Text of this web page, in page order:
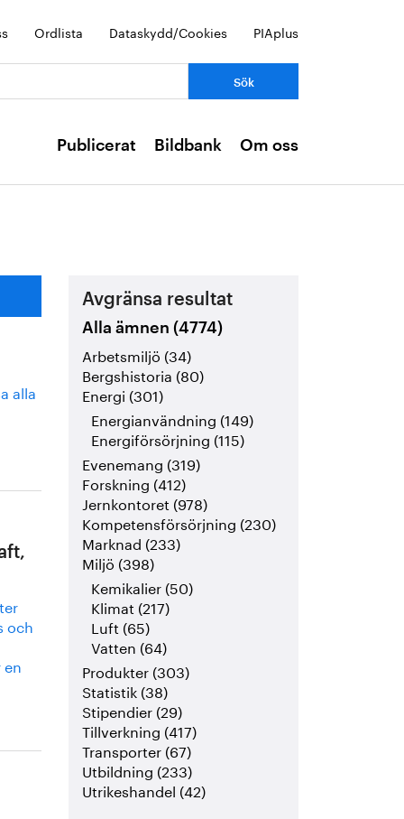
Ordlista Dataskydd/Cookies PIAplus
Publicerat Bildbank Om oss
alla
och
Avgränsa resultat
Alla ämnen (4774)
Arbetsmiljö (34)
Bergshistoria (80)
Energi (301)
Energianvändning (149)
Energiförsörjning (115)
Evenemang (319)
Forskning (412)
Jernkontoret (978)
Kompetensförsörjning (230)
Marknad (233)
Miljö (398)
Kemikalier (50)
Klimat (217)
Luft (65)
Vatten (64)
Produkter (303)
Statistik (38)
Stipendier (29)
Tillverkning (417)
Transporter (67)
Utbildning (233)
Utrikeshandel (42)